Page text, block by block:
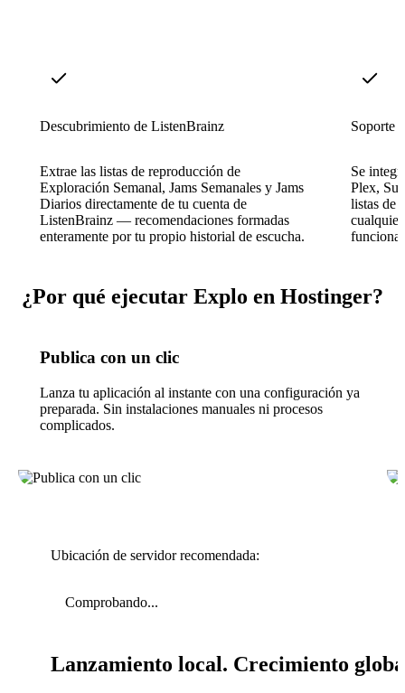
Descubrimiento de ListenBrainz
Extrae las listas de reproducción de
Exploración Semanal, Jams Semanales y Jams
Diarios directamente de tu cuenta de
ListenBrainz — recomendaciones formadas
enteramente por tu propio historial de escucha.
Soporte
Se
Plex,
listas de
¿Por qué ejecutar Explo en Hostinger?
Publica con un clic
Lanza tu aplicación al instante con una configuración ya
preparada. Sin instalaciones manuales ni procesos
complicados.
Ubicación de servidor recomendada:
Comprobando...
Lanzamiento local. Crecimiento